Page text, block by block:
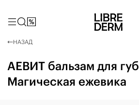
НАЗАД
АЕВИТ бальзам для губ
Магическая ежевика